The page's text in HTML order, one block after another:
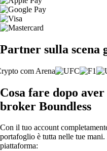
Partner sulla scena
Cosa fare dopo
broker Boundless
Con il tuo account
portafoglio è tutta nelle tue
piattaforma: